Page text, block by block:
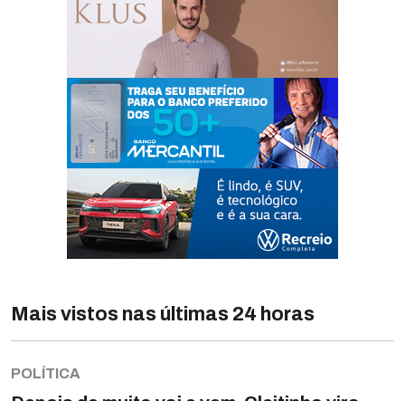
Mais vistos nas últimas 24 horas
POLÍTICA